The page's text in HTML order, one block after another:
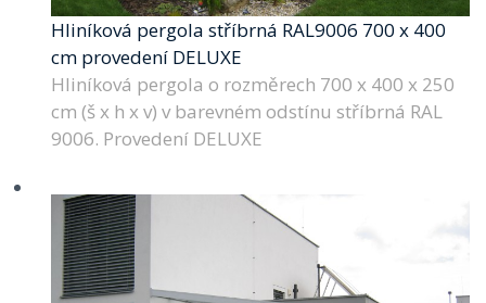
Hliníková pergola stříbrná RAL9006 700 x 400
cm provedení DELUXE
Hliníková pergola o rozměrech 700 x 400 x 250
cm (š x h x v) v barevném odstínu stříbrná RAL
9006. Provedení DELUXE